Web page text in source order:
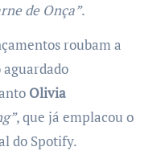
de Onça”.
roubam a
Olivia
, que já emplacou o
do Spotify.